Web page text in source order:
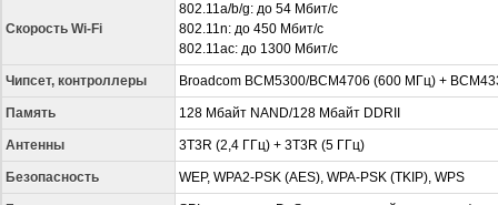
Скорость Wi-Fi
802.11a/b/g: до 54 Мбит/с
802.11n: до 450 Мбит/с
802.11ac: до 1300 Мбит/с
Чипсет, контроллеры Broadcom BCM5300/BCM4706 (600 МГц) +
Память 128 Мбайт NAND/128 Мбайт DDRII
Антенны 3T3R (2,4 ГГц) + 3T3R (5 ГГц)
Безопасность WEP, WPA2-PSK (AES), WPA-PSK (TKIP), WPS